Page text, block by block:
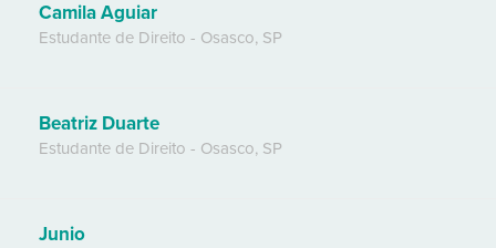
Camila Aguiar
Estudante de Direito - Osasco, SP
Beatriz Duarte
Estudante de Direito - Osasco, SP
Junio